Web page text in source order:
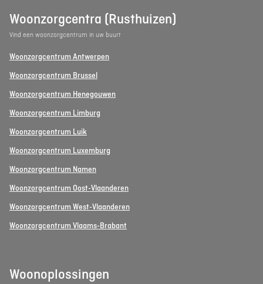
Woonzorgcentra (Rusthuizen)
Vind een woonzorgcentrum in uw buurt
Woonzorgcentrum Antwerpen
Woonzorgcentrum Brussel
Woonzorgcentrum Henegouwen
Woonzorgcentrum Limburg
Woonzorgcentrum Luik
Woonzorgcentrum Luxemburg
Woonzorgcentrum Namen
Woonzorgcentrum Oost-Vlaanderen
Woonzorgcentrum West-Vlaanderen
Woonzorgcentrum Vlaams-Brabant
Woonoplossingen